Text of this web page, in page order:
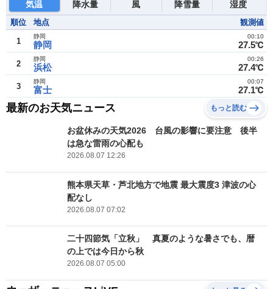
気温 降水量 風 降雪量 湿度
順位 地点 観測値
1 静岡
静岡
27.5℃
00:10
2 浜松
静岡
27.4℃
00:26
3 富士
静岡
27.1℃
00:07
最新のお天気ニュース もっと読む
お盆休みの天気2026 台風の影響に要注意 後半
は急な雷雨の心配も
2026.08.07 12:26
熊本県天草・芦北地方で地震 最大震度3 津波の心
配なし
2026.08.07 07:02
二十四節気「立秋」 真夏のような暑さでも、暦
の上では今日から秋
2026.08.07 05:00